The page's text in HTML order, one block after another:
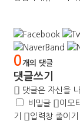
0개의 댓글
댓글쓰기
댓글은 자신을
비밀글
이모
기
입력창 줄이기